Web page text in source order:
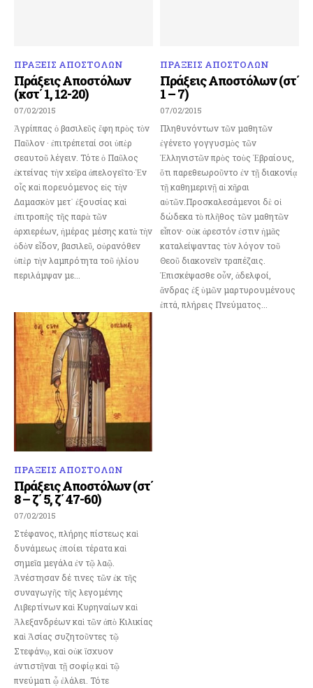
ΠΡΑΞΕΙΣ ΑΠΟΣΤΟΛΩΝ
Πράξεις Αποστόλων
(κστ΄ 1, 12-20)
07/02/2015
Ἀγρίππας ὁ βασιλεῦς ἔφη πρὸς τὸν
Παῦλον · ἐπιτρέπεταί σοι ὑπὲρ
σεαυτοῦ λέγειν. Τότε ὁ Παῦλος
ἐκτείνας τὴν χεῖρα ἀπελογεῖτο·Ἐν
οἷς καὶ πορευόμενος εἰς τὴν
Δαμασκὸν μετ᾿ ἐξουσίας καὶ
ἐπιτροπῆς τῆς παρὰ τῶν
ἀρχιερέων, ἡμέρας μέσης κατὰ τὴν
ὁδὸν εἶδον, βασιλεῦ, οὐρανόθεν
ὑπὲρ τὴν λαμπρότητα τοῦ ἡλίου
περιλάμψαν με...
ΠΡΑΞΕΙΣ ΑΠΟΣΤΟΛΩΝ
Πράξεις Αποστόλων (στ΄
1 – 7)
07/02/2015
Πληθυνόντων τῶν μαθητῶν
ἐγένετο γογγυσμὸς τῶν
Ἑλληνιστῶν πρὸς τοὺς Ἑβραίους,
ὅτι παρεθεωροῦντο ἐν τῇ διακονίᾳ
τῇ καθημερινῇ αἱ χῆραι
αὐτῶν.Προσκαλεσάμενοι δὲ οἱ
δώδεκα τὸ πλῆθος τῶν μαθητῶν
εἶπον· οὐκ ἀρεστόν ἐστιν ἡμᾶς
καταλείψαντας τὸν λόγον τοῦ
Θεοῦ διακονεῖν τραπέζαις.
Ἐπισκέψασθε οὖν, ἀδελφοί,
ἄνδρας ἐξ ὑμῶν μαρτυρουμένους
ἑπτά, πλήρεις Πνεύματος...
ΠΡΑΞΕΙΣ ΑΠΟΣΤΟΛΩΝ
Πράξεις Αποστόλων (στ΄
8 – ζ΄ 5, ζ΄ 47-60)
07/02/2015
Στέφανος, πλήρης πίστεως καὶ
δυνάμεως ἐποίει τέρατα καὶ
σημεῖα μεγάλα ἐν τῷ λαῷ.
Ἀνέστησαν δέ τινες τῶν ἐκ τῆς
συναγωγῆς τῆς λεγομένης
Λιβερτίνων καὶ Κυρηναίων καὶ
Ἀλεξανδρέων καὶ τῶν ἀπὸ Κιλικίας
καὶ Ἀσίας συζητοῦντες τῷ
Στεφάνῳ, καὶ οὐκ ἴσχυον
ἀντιστῆναι τῇ σοφίᾳ καὶ τῷ
πνεύματι ᾧ ἐλάλει. Τότε